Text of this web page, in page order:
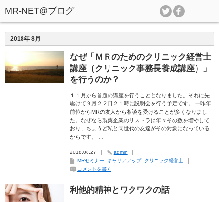
2018年 8月
なぜ「ＭＲのためのクリニック経営士
講座（クリニック事務長養成講座）」
を行うのか？
１１月から首題の講座を行うこととなりました。それに先
駆けて９月２２日２１時に説明会を行う予定です。 一昨年
前位からMRの友人から相談を受けることが多くなりまし
た。なぜなら製薬企業のリストラは年々その数を増やして
おり、ちょうど私と同世代の友達がその対象になっている
からです。 …
2018.08.27
admin
MRセミナー
キャリアアップ, クリニック経営士
コメントを書く
利他的精神とワクワクの話